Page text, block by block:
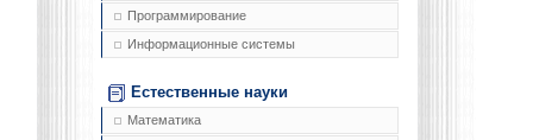
Программирование
Информационные системы
Естественные науки
Математика